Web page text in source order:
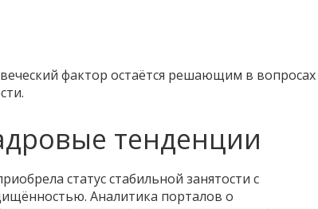
фактор остаётся решающим в вопросах
тенденции
статус стабильной занятости с
Аналитика порталов о